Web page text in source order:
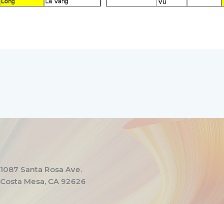
1087 Santa Rosa Ave.
Costa Mesa, CA 92626